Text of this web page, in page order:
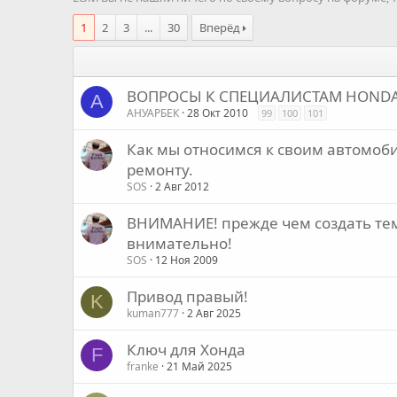
1
2 3 ... 30 Вперёд
А ВОПРОСЫ К СПЕЦИАЛИСТАМ HONDA
АНУАРБЕК 28 Окт 2010 99 100 101
Как мы относимся к своим
ремонту.
SOS 2 Авг 2012
ВНИМАНИЕ! прежде чем создать
внимательно!
SOS 12 Ноя 2009
K Привод правый!
kuman777 2 Авг 2025
F Ключ для Хонда
franke 21 Май 2025